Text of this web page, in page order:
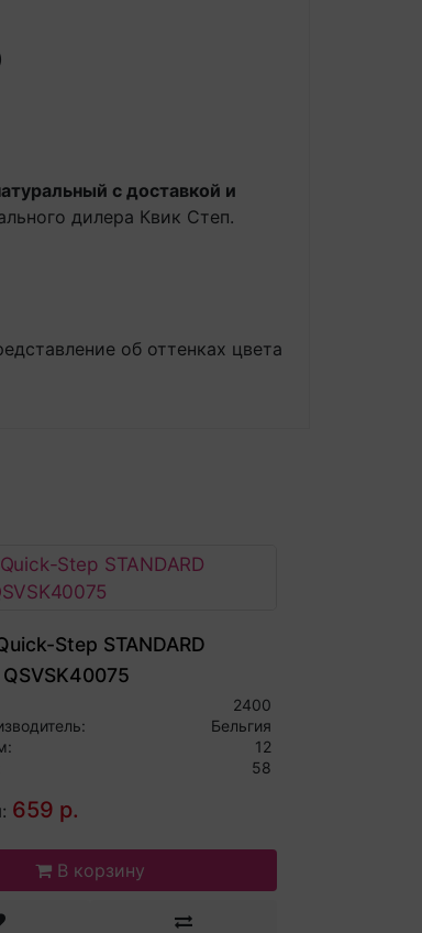
с доставкой и
дилера Квик Степ.
об оттенках цвета
Step STANDARD
QSVSK40075
2400
Бельгия
12
58
659 р.
В корзину